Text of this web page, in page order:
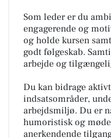
Som leder er du
engagerende og
og holde kursen
godt følgeskab.
arbejde og
Du kan bidrage
indsatsområder,
arbejdsmiljø. Du er
humoristisk og
anerkendende